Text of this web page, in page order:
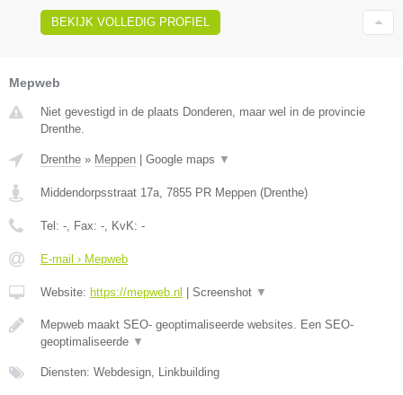
BEKIJK VOLLEDIG PROFIEL
Mepweb
Niet gevestigd in de plaats Donderen, maar wel in de provincie
Drenthe.
Drenthe » Meppen Google maps ▼
Middendorpsstraat 17a, 7855 PR Meppen (Drenthe)
Tel: -, Fax: -, KvK: -
E-mail › Mepweb
Website: https://mepweb.nl Screenshot ▼
Mepweb maakt SEO- geoptimaliseerde websites. Een SEO-
geoptimaliseerde ▼
Diensten: Webdesign, Linkbuilding